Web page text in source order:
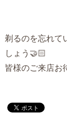
剃るのを忘れて
しょう🤝🏻
皆様のご来店お